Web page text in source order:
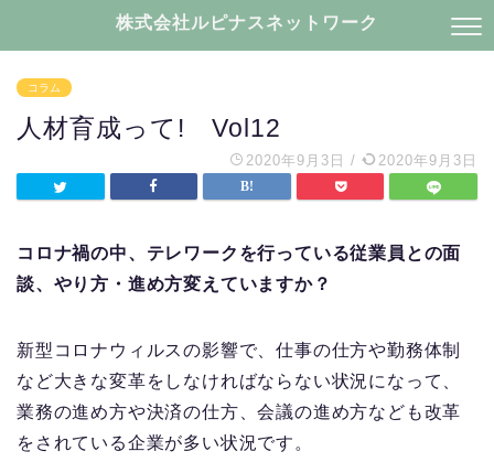
株式会社ルピナスネットワーク
コラム
人材育成って! Vol12
2020年9月3日 / 2020年9月3日
コロナ禍の中、テレワークを行っている従業員との面
談、やり方・進め方変えていますか？
新型コロナウィルスの影響で、仕事の仕方や勤務体制
など大きな変革をしなければならない状況になって、
業務の進め方や決済の仕方、会議の進め方なども改革
をされている企業が多い状況です。